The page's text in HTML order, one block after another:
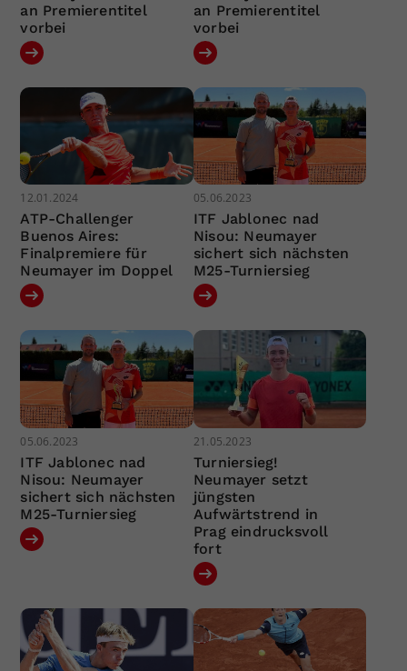
an Premierentitel
vorbei
an Premierentitel
vorbei
12.01.2024
ATP-Challenger
Buenos Aires:
Finalpremiere für
Neumayer im Doppel
05.06.2023
ITF Jablonec nad
Nisou: Neumayer
sichert sich nächsten
M25-Turniersieg
05.06.2023
ITF Jablonec nad
Nisou: Neumayer
sichert sich nächsten
M25-Turniersieg
21.05.2023
Turniersieg!
Neumayer setzt
jüngsten
Aufwärtstrend in
Prag eindrucksvoll
fort